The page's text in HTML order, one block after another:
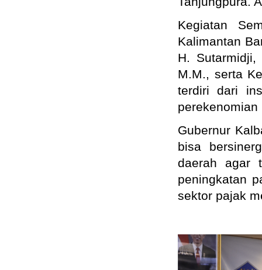
Kegiatan
Kalimantan
H.
M.M., serta
terdiri dari
Gubernur
bisa
daerah agar
peningkatan
sektor pajak